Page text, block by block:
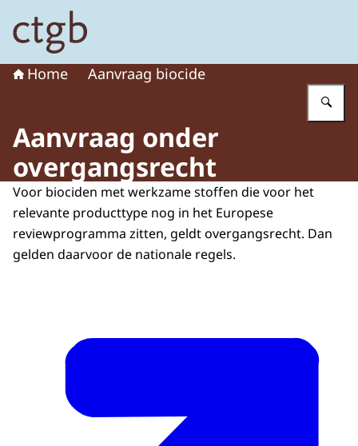
Naar de homepage van College voor de toelating van
Home Aanvraag biocide
Aanvraag onder
overgangsrecht
Voor biociden met werkzame stoffen die voor het
relevante producttype nog in het Europese
reviewprogramma zitten, geldt overgangsrecht. Dan
gelden daarvoor de nationale regels.